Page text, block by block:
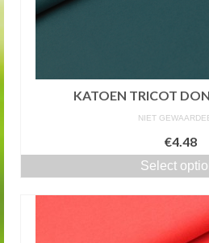
KATOEN TRICOT
NIET
€4.48
Select